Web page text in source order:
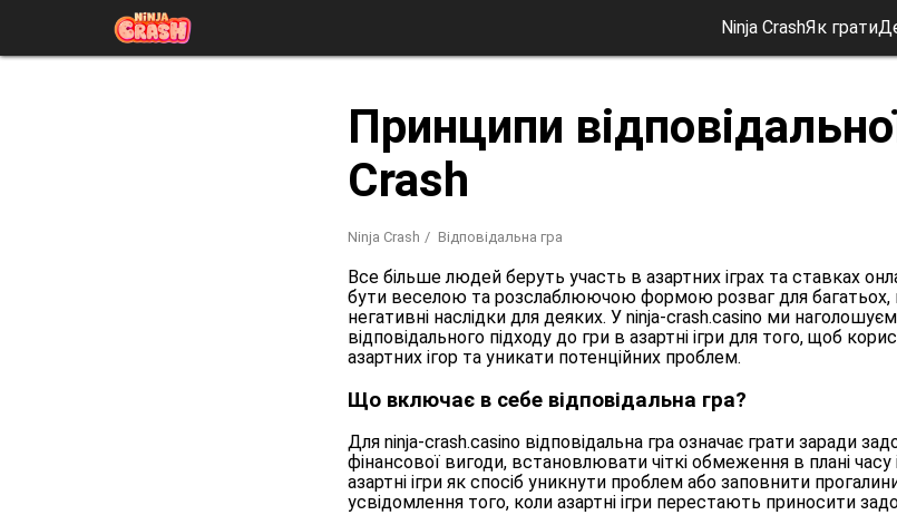
Ninja CrashЯк грати
Принципи
Crash
Ninja Crash Відповідальна гра
Все більше людей беруть участь в азартних іграх та ставках
бути веселою та розслаблюючою формою розваг для
негативні наслідки для деяких. У ninja-crash.casino ми
відповідального підходу до гри в азартні ігри для того, щоб
азартних ігор та уникати потенційних проблем.
Що включає в себе відповідальна гра?
Для ninja-crash.casino відповідальна гра означає грати заради
фінансової вигоди, встановлювати чіткі обмеження в плані часу
азартні ігри як спосіб уникнути проблем або заповнити
усвідомлення того, коли азартні ігри перестають приносити